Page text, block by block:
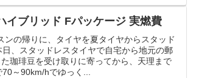
HONDA FIT1500 ハイブリッド Fパッケージ 実燃費
ンの帰りに、タイヤを夏タイヤからスタッド
、スタッドレスタイヤで自宅から地元の郵
珈琲豆を受け取りに寄ってから、天理まで
～90km/hでゆっく...